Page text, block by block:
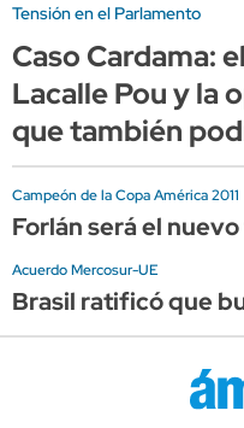
Tensión en el Parlamento
Caso Cardama:
Lacalle Pou y la
que también
Campeón de la Copa América 2011
Forlán será el
Acuerdo Mercosur-UE
Brasil ratificó que